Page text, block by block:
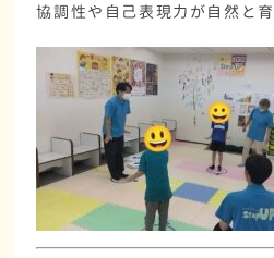
協調性や 自己表現力 が自然と